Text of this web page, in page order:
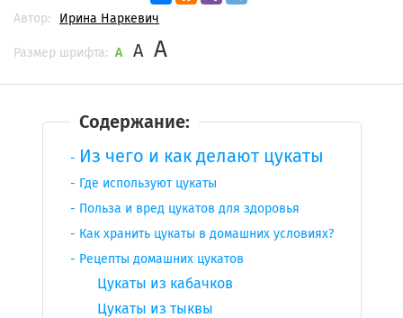
Автор:
Ирина Наркевич
Размер шрифта: A A A
Содержание:
Из чего и как делают цукаты
Где используют цукаты
Польза и вред цукатов для здоровья
Как хранить цукаты в домашних условиях?
Рецепты домашних цукатов
Цукаты из кабачков
Цукаты из тыквы